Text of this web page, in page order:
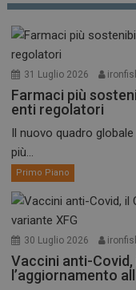
31 Luglio 2026
Farmaci più
enti regolatori
Il nuovo quadro
più...
Primo Piano
30 Luglio 2026
Vaccini anti-
l’aggiornamento